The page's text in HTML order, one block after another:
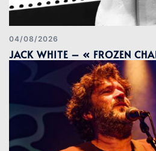
04/08/2026
JACK WHITE – « FROZEN